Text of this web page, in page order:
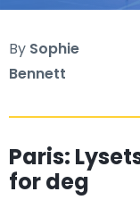
By Sophie
Bennett
Paris:
for deg